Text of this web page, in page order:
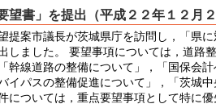
望書」を提出（平成２２年１２月
提案市議長が茨城県庁を訪問し，「県
しました。 要望事項については，道路
幹線道路の整備について」，「国保会
イパスの整備促進について」，「茨城
については，重点要望事項として特に